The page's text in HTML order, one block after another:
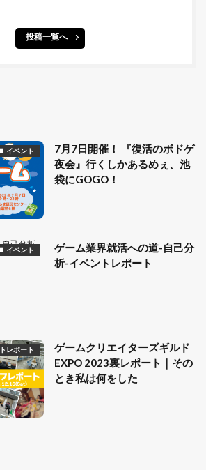
投稿一覧へ
イベント
7月7日開催！ 『復活のボドゲ
夜会』行くしかあるめぇ、池
袋にGOGO！
イベント
ゲーム業界就活への道-自己分
析-イベントレポート
レポート
ゲームクリエイターズギルド
EXPO 2023裏レポート｜その
とき私は何をした